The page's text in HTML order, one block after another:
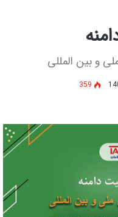
و بین المللی
359